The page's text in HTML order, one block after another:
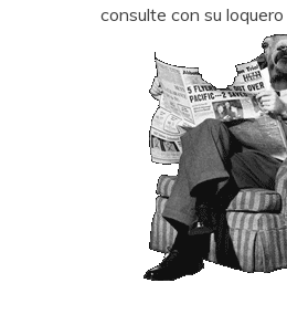
consulte con su